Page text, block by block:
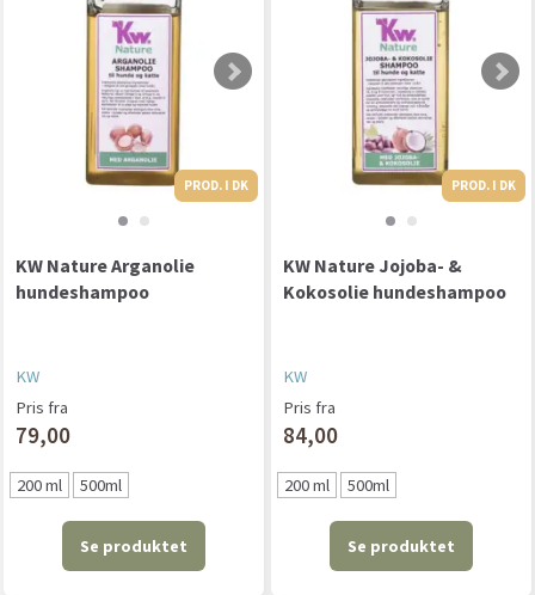
PROD. I DK PROD. I DK
KW Nature Arganolie
hundeshampoo
KW
Pris fra
79,00
200 ml 500ml
Se produktet
PROD. I DK
KW Nature Jojoba- &
Kokosolie hundeshampoo
KW
Pris fra
84,00
200 ml 500ml
Se produktet